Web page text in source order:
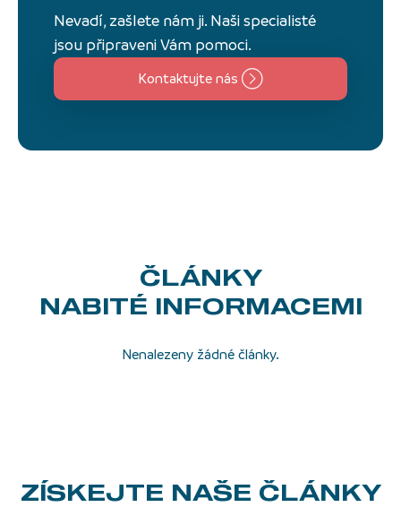
Nevadí, zašlete nám ji. Naši specialisté
jsou připraveni Vám pomoci.
Kontaktujte nás
ČLÁNKY
NABITÉ INFORMACEMI
Nenalezeny žádné články.
ZÍSKEJTE NAŠE ČLÁNKY